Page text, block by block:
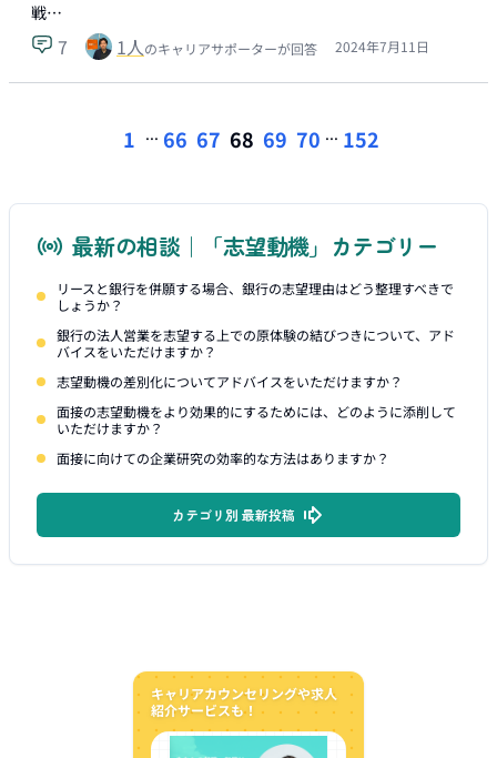
戦…
7 1人のキャリアサポーターが回答 2024年7月11日
1 ... 66 67 68 69 70 ... 152
最新の相談｜「志望動機」カテゴリー
リースと銀行を併願する場合、銀行の志望理由はどう整理すべきで
しょうか？
銀行の法人営業を志望する上での原体験の結びつきについて、アド
バイスをいただけますか？
志望動機の差別化についてアドバイスをいただけますか？
面接の志望動機をより効果的にするためには、どのように添削して
いただけますか？
面接に向けての企業研究の効率的な方法はありますか？
カテゴリ別 最新投稿
キャリアカウンセリングや求人
紹介サービスも！